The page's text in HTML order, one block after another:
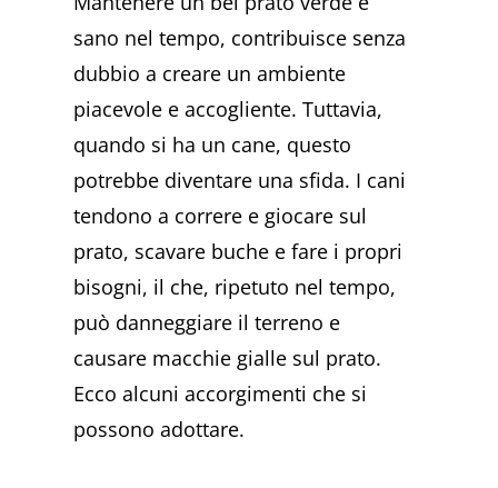
sano nel tempo, contribuisce senza
dubbio a creare un ambiente
piacevole e accogliente. Tuttavia,
quando si ha un cane, questo
potrebbe diventare una sfida. I cani
tendono a correre e giocare sul
prato, scavare buche e fare i propri
bisogni, il che, ripetuto nel tempo,
può danneggiare il terreno e
causare macchie gialle sul prato.
Ecco alcuni accorgimenti che si
possono adottare.